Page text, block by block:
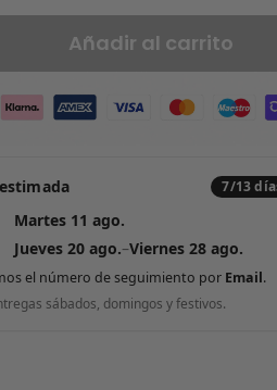
Añadir al carrito
7/13
Martes 11 ago.
Jueves 20 ago.–Viernes 28 ago.
el número de seguimiento por Email.
sábados, domingos y festivos.